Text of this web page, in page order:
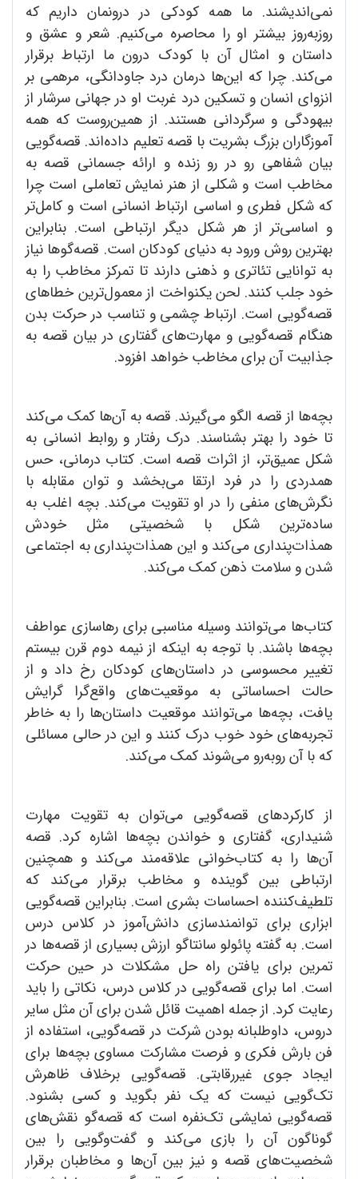
نمی‌اندیشند. ما همه کودکی در درونمان داریم که
روزبه‌روز بیشتر او را محاصره می‌کنیم. شعر و عشق و
داستان و امثال آن با کودک درون ما ارتباط برقرار
می‌کند. چرا که این‌ها درمان درد جاودانگی، مرهمی بر
انزوای انسان و تسکین درد غربت او در جهانی سرشار از
بیهودگی و سرگردانی هستند. از همین‌روست که همه
آموزگاران بزرگ بشریت با قصه تعلیم داده‌اند. قصه‌گویی
بیان شفاهی رو در رو زنده و ارائه جسمانی قصه به
مخاطب است و شکلی از هنر نمایش تعاملی است چرا
که شکل فطری و اساسی ارتباط انسانی است و کامل‌تر
و اساسی‌تر از هر شکل دیگر ارتباطی است. بنابراین
بهترین روش ورود به دنیای کودکان است. قصه‌گوها نیاز
به توانایی تئاتری و ذهنی دارند تا تمرکز مخاطب را به
خود جلب کنند. لحن یکنواخت از معمول‌ترین خطاهای
قصه‌گویی است. ارتباط چشمی و تناسب در حرکت بدن
هنگام قصه‌گویی و مهارت‌های گفتاری در بیان قصه به
جذابیت آن برای مخاطب خواهد افزود.
بچه‌ها از قصه‌ الگو می‌گیرند. قصه به آن‌ها کمک می‌کند
تا خود را بهتر بشناسند. درک رفتار و روابط انسانی به
شکل عمیق‌تر، از اثرات قصه است. کتاب درمانی، حس
همدردی را در فرد ارتقا می‌بخشد و توان مقابله با
نگرش‌های منفی را در او تقویت می‌کند. بچه‌ اغلب به
ساده‌ترین شکل با شخصیتی مثل خودش
همذات‌پنداری می‌کند و این همذات‌پنداری به اجتماعی
شدن و سلامت ذهن کمک می‌کند.
کتاب‌ها می‌توانند وسیله مناسبی برای رهاسازی عواطف
بچه‌ها باشند. با توجه به اینکه از نیمه دوم قرن بیستم
تغییر محسوسی در داستان‌های کودکان رخ داد و از
حالت احساساتی به موقعیت‌های واقع‌گرا گرایش
یافت، بچه‌ها می‌توانند موقعیت داستان‌ها را به خاطر
تجربه‌های خود خوب درک کنند و این در حالی مسائلی
که با آن روبه‌رو می‌شوند کمک می‌کند.
از کارکردهای قصه‌گویی می‌توان به تقویت مهارت‌
شنیداری، گفتاری و خواندن بچه‌ها اشاره کرد. قصه
آن‌ها را به کتاب‌خوانی علاقه‌مند می‌کند و همچنین
ارتباطی بین گوینده و مخاطب برقرار می‌کند که
تلطیف‌کننده احساسات بشری است. بنابراین قصه‌گویی
ابزاری برای توانمندسازی دانش‌آموز در کلاس درس
است. به گفته پائولو سانتاگو ارزش بسیاری از قصه‌ها در
تمرین برای یافتن راه حل مشکلات در حین حرکت
است. اما برای قصه‌گویی در کلاس درس، نکاتی را باید
رعایت کرد. از جمله اهمیت قائل شدن برای آن مثل سایر
دروس، داوطلبانه بودن شرکت در قصه‌گویی، استفاده از
فن بارش فکری و فرصت مشارکت مساوی بچه‌ها برای
ایجاد جوی غیررقابتی. قصه‌گویی برخلاف ظاهرش
تک‌گویی نیست که یک نفر بگوید و کسی بشنود.
قصه‌گویی نمایشی تک‌نفره است که قصه‌گو نقش‌های
گوناگون آن را بازی می‌کند و گفت‌وگویی را بین
شخصیت‌های قصه و نیز بین آن‌ها و مخاطبان برقرار